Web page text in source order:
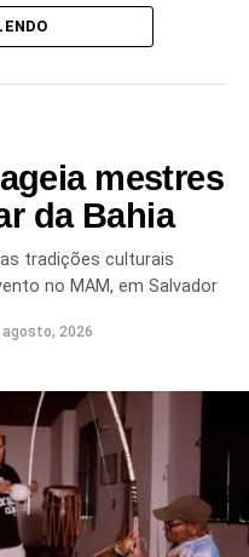
nos projetos
ao vivo, recebendo
público nas redes
entre fãs e
de apoio à
ao colaborador.
o carinho que Ana
evidenciou o impacto da
do
momento de
marcada pela emoção e
Rafael. A repercussão
manifestações de
da
mestres
da Bahia
tradições culturais
no MAM, em Salvador
agosto, 2026